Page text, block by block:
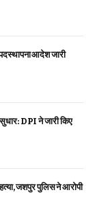
आदेश जारी
सुधार: DPI ने जारी किए
जशपुर पुलिस ने आरोपी